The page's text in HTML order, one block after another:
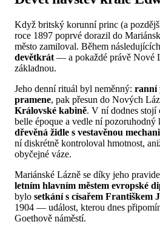
Když britský korunní princ (a
roce 1897 poprvé dorazil do
město zamiloval. Během
devětkrát — a pokaždé právě Nové
základnou.
Jeho denní rituál byl neměnný: ranní
pramene, pak přesun do Nových
Královské kabině. V ní dodnes stojí
belle époque a vedle ní
dřevěná židle s vestavěnou
ní diskrétně kontroloval hmotnost,
obyčejné váze.
Mariánské Lázně se díky jeho
letním hlavním městem evropské
bylo setkání s císařem Františkem
1904 — událost, kterou dnes
Goethově náměstí.